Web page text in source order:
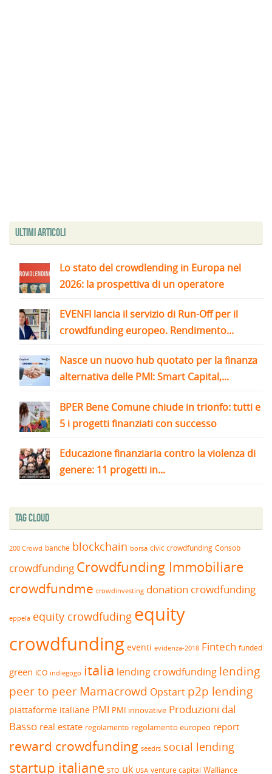
Ultimi articoli
Lo stato del crowdlending in Europa nel
2026: la prospettiva di un operatore
EVENFI lancia il servizio di Run-Off per il
crowdfunding europeo. Rendimento...
Nasce un nuovo hub quotato per la finanza
alternativa delle PMI: Smart Capital,...
BPER Bene Comune chiude in trionfo: tutti e
5 i progetti finanziati con successo
Educazione finanziaria contro la violenza di
genere: 11 progetti in...
Tag Cloud
200 Crowd banche blockchain borsa civic crowdfunding Consob
crowdfunding Crowdfunding Immobiliare
crowdfundme crowdinvesting donation crowdfunding
eppela equity crowdfuding equity
crowdfunding eventi evidenza-2018 Fintech funded
green ICO indiegogo italia lending crowdfunding lending
peer to peerMamacrowd Opstart p2p lending
piattaforme italiane PMI PMI innovative Produzioni dal
Basso real estate regolamento regolamento europeo report
reward crowdfunding seedrs social lending
startup italiane STO uk USA venture capital Walliance